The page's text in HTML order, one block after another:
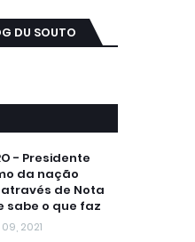
DU SOUTO
- Presidente
da nação
de Nota
sabe o que faz
2021